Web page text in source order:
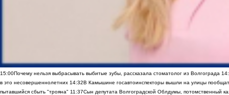
15:00Почему нельзя выбрасывать выбитые зубы, рассказала стоматолог из Волгограда
в это несовершеннолетних 14:32В Камышине госавтоинспекторы вышли на улицы
пытавшийся сбыть "трояна" 11:37Сын депутата Волгоградской Облдумы, потомственный